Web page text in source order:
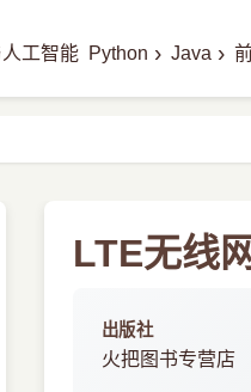
工智能 Python › Java ›
LTE无线
出版社
火把图书专营店